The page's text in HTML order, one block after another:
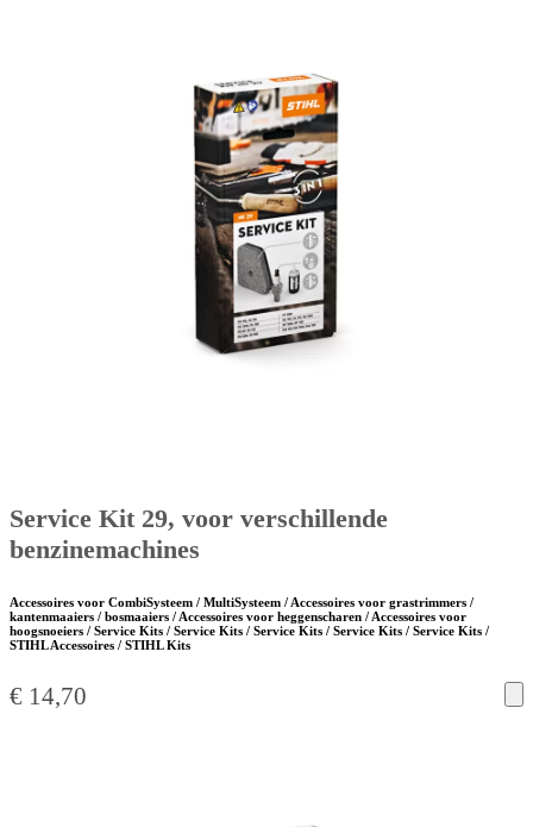
Service Kit 29, voor verschillende
benzinemachines
Accessoires voor CombiSysteem / MultiSysteem / Accessoires voor grastrimmers /
kantenmaaiers / bosmaaiers / Accessoires voor heggenscharen / Accessoires voor
hoogsnoeiers / Service Kits / Service Kits / Service Kits / Service Kits / Service Kits /
STIHL Accessoires / STIHL Kits
€ 14,70